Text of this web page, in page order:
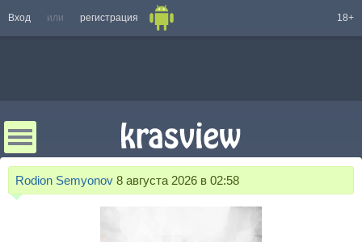
Вход или регистрация 18+
Rodion Semyonov 8 августа 2026 в 02:58